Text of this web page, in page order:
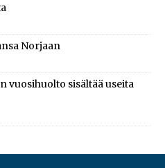
Norjaan
vuosihuolto sisältää useita